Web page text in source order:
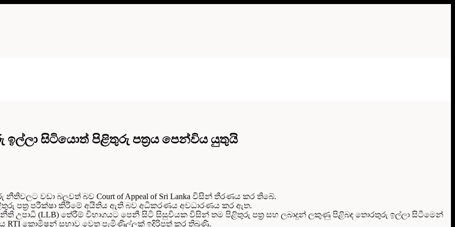
ඉල්ලා සිටියොත් පිළිතුරු පත්‍රය පෙන්විය යුතුයි
වඩා බලවත් බව Court of Appeal of Sri Lanka විසින් තීරණය කර තිබේ.
පත්‍ර පරීක්ෂා කිරීමේ අයිතිය ඇති බව අධිකරණය අවධාරණය කර ඇත.
හි නීති උපාධි (LLB) තේරීම් විභාගයට පෙනී සිටි සිසුවියක විසින් තම පිළිතුරු පත්‍ර සහ ලබාදුන් ලකුණු පිළිබඳ තොරතුරු ඉල්ලා සිටීමෙන්
RTI කොමිෂන් සභාව වෙත පැමිණිල්ලක් ඉදිරිපත් කර තිබුණි.